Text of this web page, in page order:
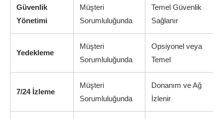
Güvenlik
Yönetimi
Müşteri
Sorumluluğunda
Temel Güvenlik
Sağlanır
Yedekleme
Müşteri
Sorumluluğunda
Opsiyonel veya
Temel
7/24 İzleme
Müşteri
Sorumluluğunda
Donanım ve Ağ
İzlenir